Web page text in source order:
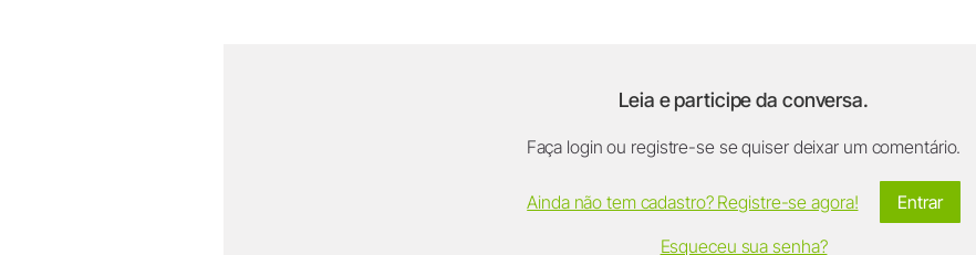
Leia e participe da conversa.
Faça login ou registre-se se quiser deixar um comentário.
Entrar
Ainda não tem cadastro? Registre-se agora!
Esqueceu sua senha?